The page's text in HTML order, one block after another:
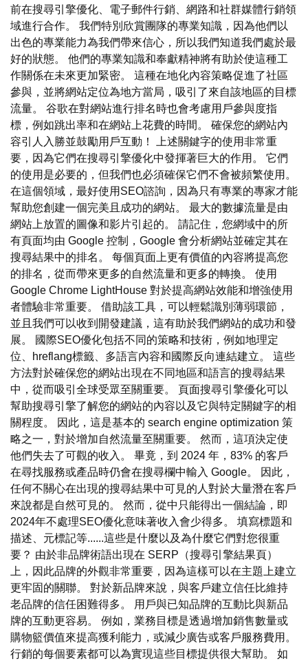
前在搜尋引擎優化、電子郵件行銷、網路和社群媒體行銷領
域進行合作。 我們特別欣賞團隊的專業知識，因為他們以
出色的專業能力為我們帶來信心，所以我們知道我們處於最
好的狀態。 他們的專業知識和奉獻精神將有助於使這種工
作關係在未來更加緊密。 這種在地化內容策略促進了社區
參與，並將網站定位為地方當局，吸引了來自該地區的目標
流量。 谷歌在對網站進行排名時也會考慮用戶參與度指
標，例如跳出率和在網站上花費的時間。 確保您的網站內
容引人入勝並鼓勵用戶互動！ 上述關鍵字的使用非常重
要，因為它們在搜尋引擎優化中發揮著巨大的作用。 它們
的使用是必要的，但我們也必須確保它們不會被頻繁使用。
在這個領域，最好使用SEO諮詢，因為只有專業的專家才能
幫助您創建一個完美且成功的網站。 最大的數據流量是由
網站上放置的圖像和影片引起的。 請記住，您網域中的所
有頁面均由 Google 控制，Google 會分析網站並確定其在
搜尋結果中的排名。 每個頁面上更有價值的內容將提高您
的排名，從而帶來更多的自然流量和更多的轉換。 使用
Google Chrome LightHouse 對於提高網站效能和增強使用
者體驗非常重要。 借助該工具，可以輕鬆識別薄弱環節，
並且我們可以收到開發建議，這有助於我們網站的成功和發
展。 國際SEO優化包括不同的策略和技術，例如地理定
位、hreflang標籤、多語言內容和國際反向連結建立。 這些
方法對於確保您的網站出現在不同地區和語言的搜尋結果
中，從而吸引全球受眾至關重要。 頁面搜尋引擎優化可以
幫助搜尋引擎了解您的網站的內容以及它與特定關鍵字的相
關程度。 因此，這是基本的 search engine optimization 策
略之一，對於增加自然流量至關重要。 然而，這項決定使
他們失去了可觀的收入。 畢竟，到 2024 年，83% 的客戶
在尋找服務或產品時仍會在搜尋欄中輸入 Google。 因此，
任何不關心在出現的搜尋結果中可見的人對於大量潛在客戶
來說都是自然可見的。 然而，從中只能得出一個結論，即
2024年不處理SEO優化意味著收入會少得多。 填寫標題和
描述、元標記等......這些是什麼以及為什麼它們對您很重
要？ 由於非品牌術語出現在 SERP（搜尋引擎結果頁）
上，因此品牌的外觀非常重要，因為這樣可以在主題上建立
更牢固的關聯。 對於新品牌來說，與客戶建立信任比維持
老品牌的信任困難得多。 用戶與已知品牌的互動比與新品
牌的互動更容易。 例如，業務目標是透過增加銷售數量或
購物籃價值來提高獲利能力，或減少廣告或客戶服務費用。
行銷的每個要素都可以為實現這些目標提供很大幫助。 如